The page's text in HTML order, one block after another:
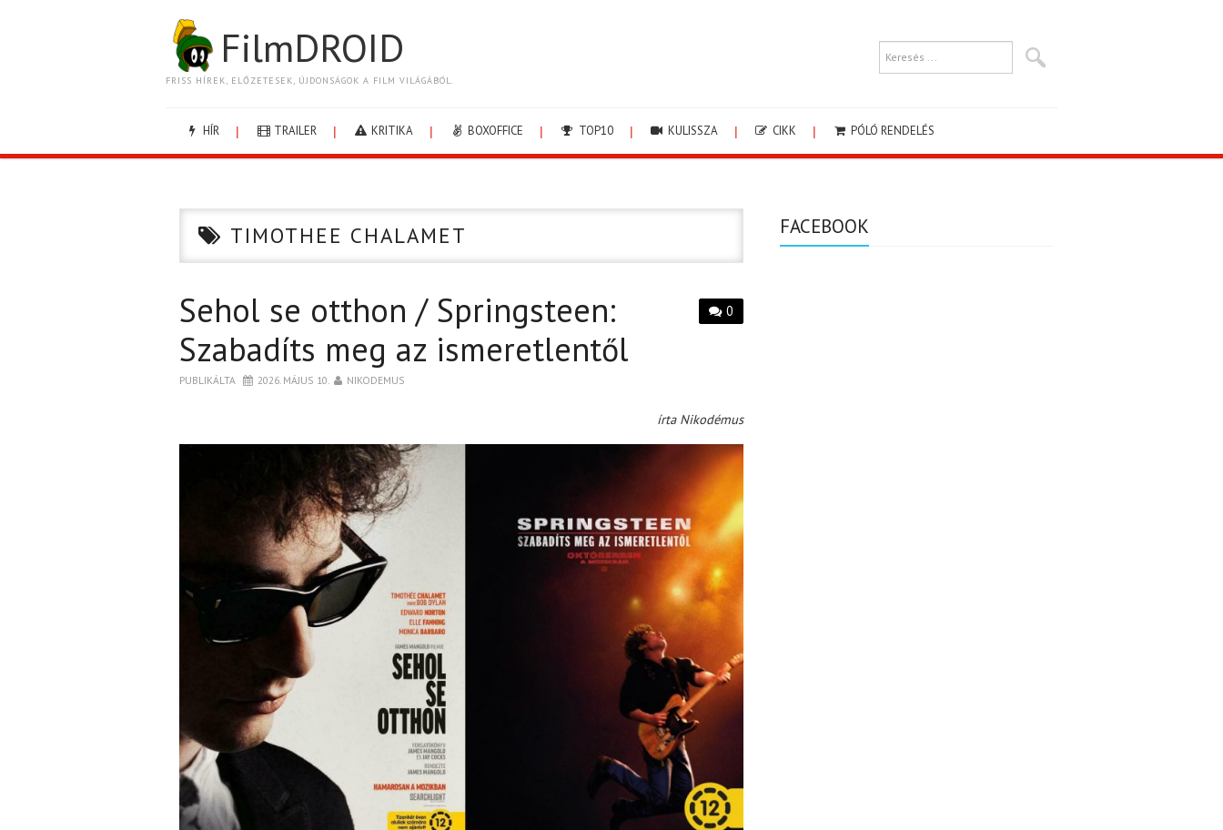
FilmDROID
FRISS HÍREK, ELŐZETESEK, ÚJDONSÁGOK A FILM VILÁGÁBÓL.
HÍR TRAILER KRITIKA BOXOFFICE TOP10 KULISSZA CIKK PÓLÓ RENDELÉS
TIMOTHEE CHALAMET
0
Sehol se otthon / Springsteen:
Szabadíts meg az ismeretlentől
PUBLIKÁLTA 2026. MÁJUS 10. NIKODEMUS
írta Nikodémus
FACEBOOK